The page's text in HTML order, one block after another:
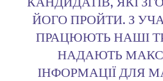
ЙОГО ПРОЙТИ. З
ПРАЦЮЮТЬ НАШІ
НАДАЮТЬ
ІНФОРМАЦІЇ ДЛЯ